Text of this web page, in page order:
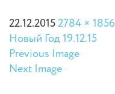
22.12.20152784 × 1856
Новый Год 19.12.15
Previous Image
Next Image